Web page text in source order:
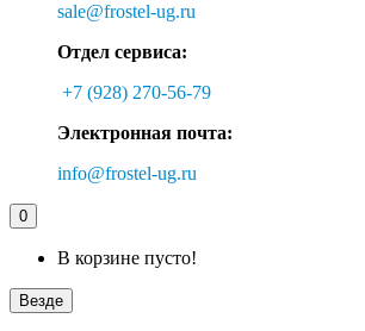
sale@frostel-ug.ru
Отдел сервиса:
+7 (928) 270-56-79
Электронная почта:
info@frostel-ug.ru
0
В корзине пусто!
Везде